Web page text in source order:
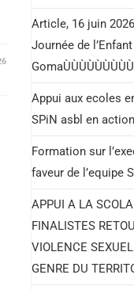
Article, 16 juin
Journée de
GomaÙÙÙÙÙÙÙÙÙ
Appui aux ecoles
SPiN asbl en action
Formation sur
faveur de l’equipe
APPUI A LA
FINALISTES
VIOLENCE
GENRE DU